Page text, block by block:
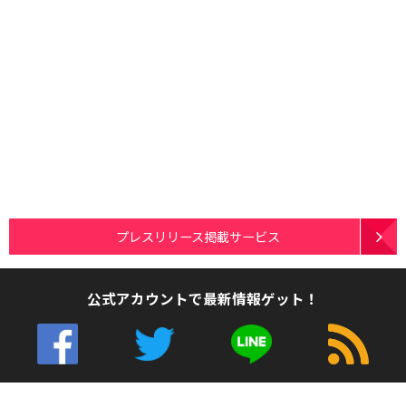
プレスリリース掲載サービス
公式アカウントで最新情報ゲット！